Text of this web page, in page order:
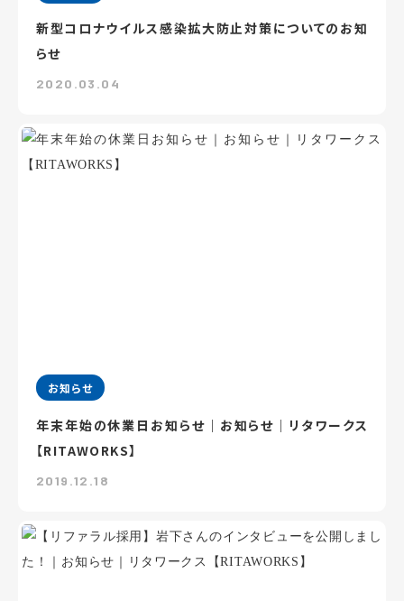
新型コロナウイルス感染拡大防止対策についてのお知
らせ
2020.03.04
お知らせ
年末年始の休業日お知らせ｜お知らせ｜リタワークス
【RITAWORKS】
2019.12.18